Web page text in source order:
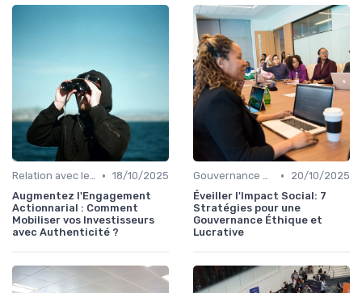
Relation avec les actionnaires & investisseurs • 18/10/2025
Augmentez l'Engagement
Actionnarial : Comment
Mobiliser vos Investisseurs
avec Authenticité ?
Gouvernance d’entreprise •
20/10/2025
Éveiller l'Impact Social: 7
Stratégies pour une
Gouvernance Éthique et
Lucrative